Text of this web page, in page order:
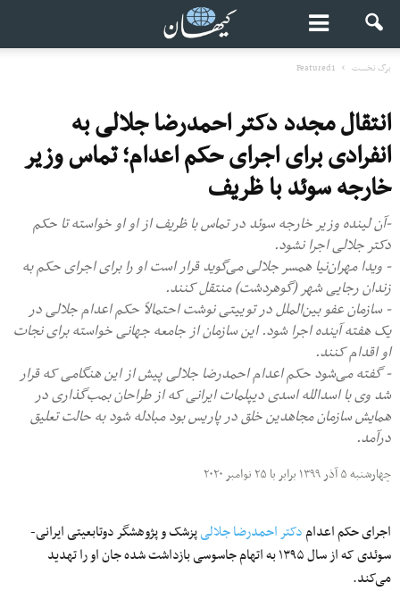
برگ نخست Featured1
انتقال مجدد دکتر احمدرضا جلالی به
انفرادی برای اجرای حکم اعدام؛ تماس وزیر
خارجه سوئد با ظریف
-آن لینده وزیر خارجه سوئد در تماس با ظریف از او او خواسته تا حکم
دکتر جلالی اجرا نشود.
- ویدا مهران‌نیا همسر جلالی می‌گوید قرار است او را برای اجرای حکم به
زندان رجایی شهر (گوهردشت) منتقل کنند.
- سازمان عفو بین‌الملل در توییتی نوشت احتمالاً حکم اعدام جلالی در
یک هفته آینده اجرا شود. این سازمان از جامعه جهانی خواسته برای نجات
او اقدام کنند.
- گفته می‌شود حکم اعدام احمدرضا جلالی پیش‌ از این هنگامی که قرار
شد وی با اسدالله اسدی دیپلمات ایرانی که از طراحان بمب‌گذاری در
همایش سازمان مجاهدین خلق در پاریس بود مبادله شود به حالت تعلیق
درآمد.
چهارشنبه ۵ آذر ۱۳۹۹ برابر با ۲۵ نوامبر ۲۰۲۰
اجرای حکم اعدامدکتر احمدرضا جلالیپزشک و پژوهشگر دوتابعیتی ایرانی-
سوئدی که از سال ۱۳۹۵ به اتهام جاسوسی بازداشت شده جان او را تهدید
می‌کند.